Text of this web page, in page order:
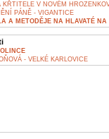
KŘTITELE V NOVÉM
PÁNĚ - VIGANTICE
A METODĚJE NA HLAVATÉ NA
- VELKÉ KARLOVICE